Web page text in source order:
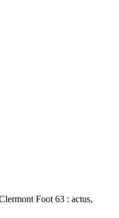
Foot 63 : actus,